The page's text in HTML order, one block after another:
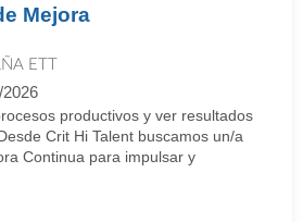
Mejora
ETT
2026
productivos y ver resultados
Crit Hi Talent buscamos un/a
Continua para impulsar y